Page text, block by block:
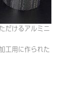
だけるアルミニ
工用に作られた